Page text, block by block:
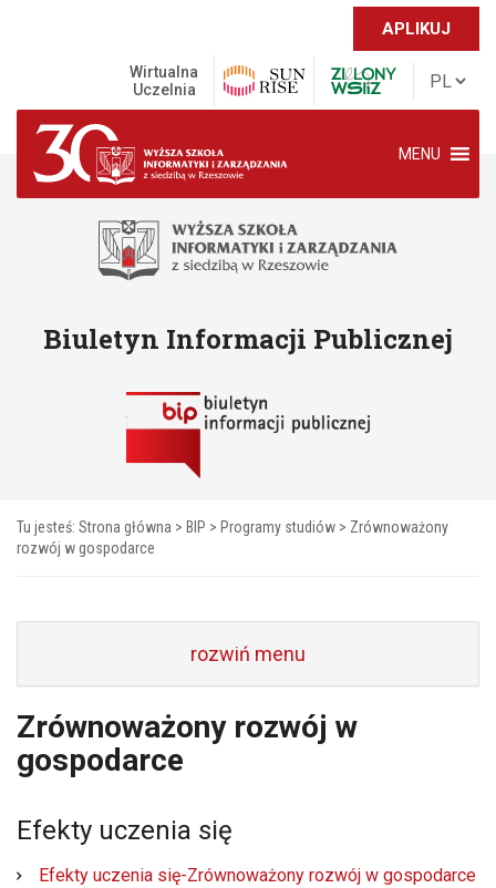
APLIKUJ
Wirtualna
Uczelnia
MENU
Biuletyn Informacji Publicznej
Tu jesteś: Strona główna > BIP > Programy studiów > Zrównoważony
rozwój w gospodarce
rozwiń menu
Zrównoważony rozwój w
gospodarce
Efekty uczenia się
Efekty uczenia się-Zrównoważony rozwój w gospodarce